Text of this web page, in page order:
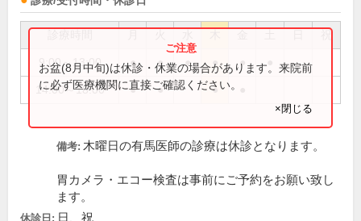
祝
9:00～13:00 ● ● ● ● ●
14:00～18:00 ● ● ●
お盆(8月中旬)は休診・休業の場合があります。来院前
に必ず医療機関に直接ご確認ください。
×閉じる
備考: 木曜日の有馬医師の診療は休診となります。
胃カメラ・エコー検査は事前にご予約をお願い致し
ます。
休診日: 日、祝